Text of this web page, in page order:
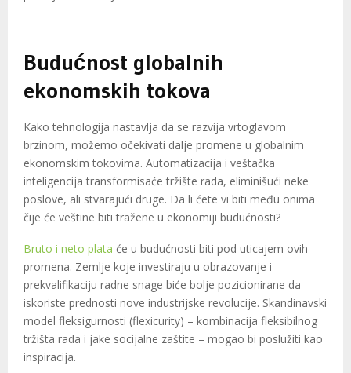
Budućnost globalnih
ekonomskih tokova
Kako tehnologija nastavlja da se razvija vrtoglavom
brzinom, možemo očekivati dalje promene u globalnim
ekonomskim tokovima. Automatizacija i veštačka
inteligencija transformisaće tržište rada, eliminišući neke
poslove, ali stvarajući druge. Da li ćete vi biti među onima
čije će veštine biti tražene u ekonomiji budućnosti?
Bruto i neto plata će u budućnosti biti pod uticajem ovih
promena. Zemlje koje investiraju u obrazovanje i
prekvalifikaciju radne snage biće bolje pozicionirane da
iskoriste prednosti nove industrijske revolucije. Skandinavski
model fleksigurnosti (flexicurity) – kombinacija fleksibilnog
tržišta rada i jake socijalne zaštite – mogao bi poslužiti kao
inspiracija.